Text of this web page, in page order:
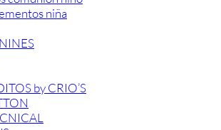
niña
by CRIO’S